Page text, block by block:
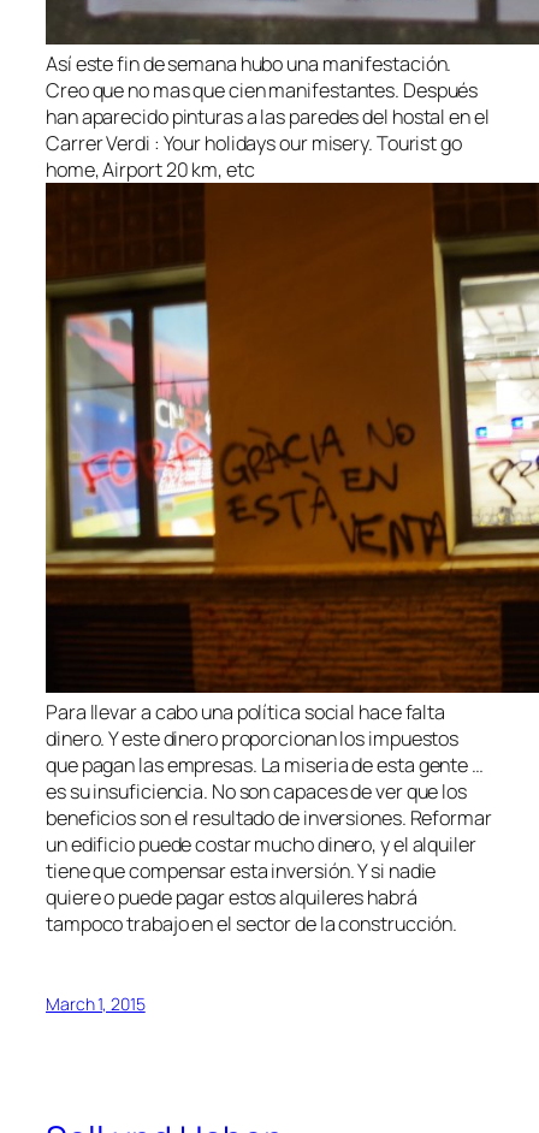
Así este fin de semana hubo una manifestación.
Creo que no mas que cien manifestantes. Después
han aparecido pinturas a las paredes del hostal en el
Carrer Verdi : Your holidays our misery. Tourist go
home, Airport 20 km, etc
Para llevar a cabo una política social hace falta
dinero. Y este dinero proporcionan los impuestos
que pagan las empresas. La miseria de esta gente …
es su insuficiencia. No son capaces de ver que los
beneficios son el resultado de inversiones. Reformar
un edificio puede costar mucho dinero, y el alquiler
tiene que compensar esta inversión. Y si nadie
quiere o puede pagar estos alquileres habrá
tampoco trabajo en el sector de la construcción.
March 1, 2015